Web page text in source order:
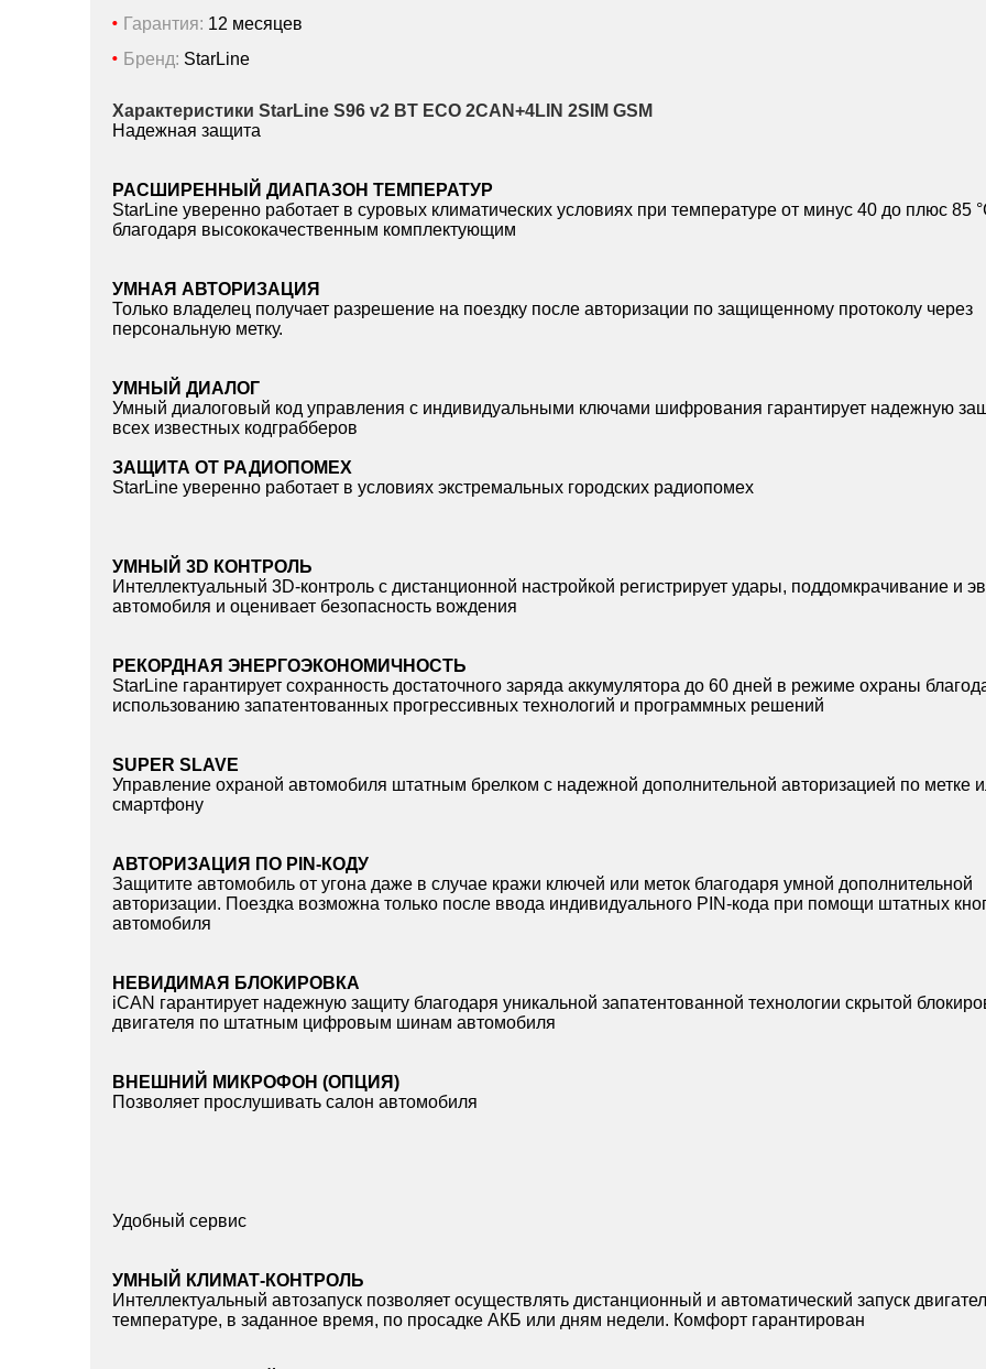
Гарантия: 12 месяцев
Бренд: StarLine
Характеристики StarLine S96 v2 BT ECO 2CAN+4LIN 2SIM GSM
Надежная защита
РАСШИРЕННЫЙ ДИАПАЗОН ТЕМПЕРАТУР
StarLine уверенно работает в суровых климатических условиях при температуре от минус 40 до плюс 85
благодаря высококачественным комплектующим
УМНАЯ АВТОРИЗАЦИЯ
Только владелец получает разрешение на поездку после авторизации по защищенному протоколу через
персональную метку.
УМНЫЙ ДИАЛОГ
Умный диалоговый код управления c индивидуальными ключами шифрования гарантирует надежную
всех известных кодграбберов
ЗАЩИТА ОТ РАДИОПОМЕХ
StarLine уверенно работает в условиях экстремальных городских радиопомех
УМНЫЙ 3D КОНТРОЛЬ
Интеллектуальный 3D-контроль с дистанционной настройкой регистрирует удары, поддомкрачивание и
автомобиля и оценивает безопасность вождения
РЕКОРДНАЯ ЭНЕРГОЭКОНОМИЧНОСТЬ
StarLine гарантирует сохранность достаточного заряда аккумулятора до 60 дней в режиме охраны
использованию запатентованных прогрессивных технологий и программных решений
SUPER SLAVE
Управление охраной автомобиля штатным брелком с надежной дополнительной авторизацией по метке
смартфону
АВТОРИЗАЦИЯ ПО PIN-КОДУ
Защитите автомобиль от угона даже в случае кражи ключей или меток благодаря умной дополнительной
авторизации. Поездка возможна только после ввода индивидуального PIN-кода при помощи штатных
автомобиля
НЕВИДИМАЯ БЛОКИРОВКА
iCAN гарантирует надежную защиту благодаря уникальной запатентованной технологии скрытой
двигателя по штатным цифровым шинам автомобиля
ВНЕШНИЙ МИКРОФОН (ОПЦИЯ)
Позволяет прослушивать салон автомобиля
Удобный сервис
УМНЫЙ КЛИМАТ-КОНТРОЛЬ
Интеллектуальный автозапуск позволяет осуществлять дистанционный и автоматический запуск
температуре, в заданное время, по просадке АКБ или дням недели. Комфорт гарантирован